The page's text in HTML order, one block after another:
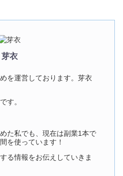
芽衣
を運営しております。芽衣
す。
た私でも、現在は副業1本で
を使っています！
る情報をお伝えしていきま